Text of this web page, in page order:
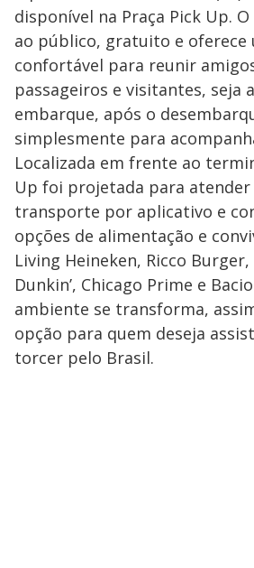
disponível na Praça Pick Up.
ao público, gratuito e
confortável para reunir
passageiros e visitantes, seja
embarque, após o
simplesmente para
Localizada em frente ao
Up foi projetada para atender
transporte por aplicativo e
opções de alimentação e
Living Heineken, Ricco
Dunkin’, Chicago Prime e
ambiente se transforma,
opção para quem deseja
torcer pelo Brasil.